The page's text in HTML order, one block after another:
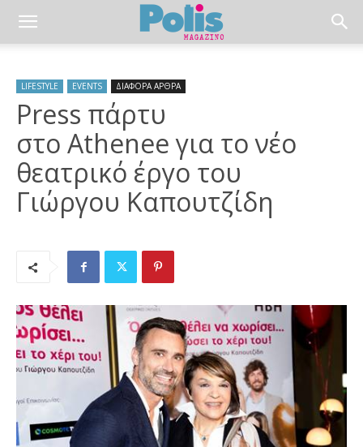
LIFESTYLE EVENTS ΔΙΑΦΟΡΑ ΑΡΘΡΑ
Press πάρτυ
στο Athenee για το νέο
θεατρικό έργο του
Γιώργου Καπουτζίδη